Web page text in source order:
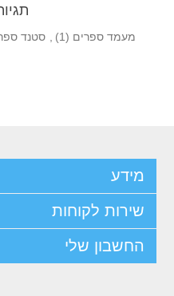
מעמד ספרים (1) סטנד
מידע
שירות לקוחות
החשבון שלי